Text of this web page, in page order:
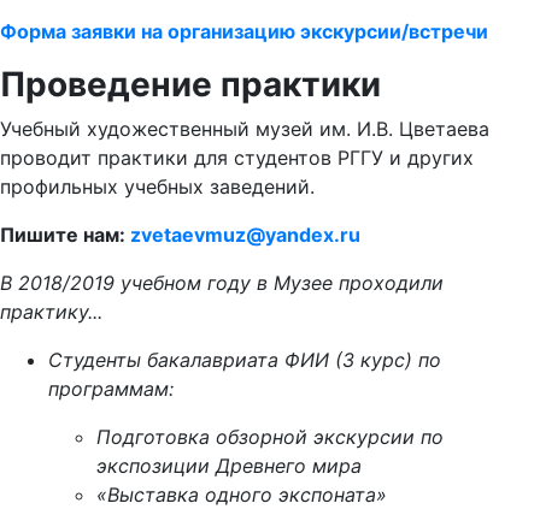
Форма заявки на организацию экскурсии/встречи
Проведение практики
Учебный художественный музей им. И.В. Цветаева
проводит практики для студентов РГГУ и других
профильных учебных заведений.
Пишите нам: zvetaevmuz@yandex.ru
В 2018/2019 учебном году в Музее проходили
практику...
Cтуденты бакалавриата ФИИ (3 курс) по
программам:
Подготовка обзорной экскурсии по
экспозиции Древнего мира
«Выставка одного экспоната»